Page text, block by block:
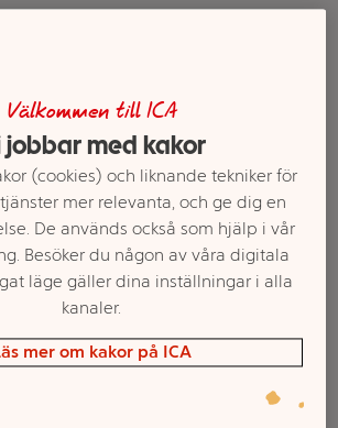
visas.
Välkommen till ICA
jobbar med kakor
(cookies) och liknande tekniker för
mer relevanta, och ge dig en
De används också som hjälp i vår
Besöker du någon av våra digitala
läge gäller dina inställningar i alla
kanaler.
mer om kakor på ICA